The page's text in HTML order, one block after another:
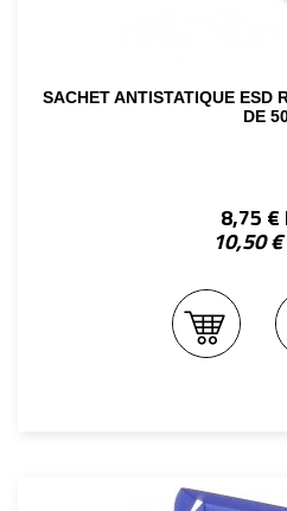
SACHET ANTISTATIQUE ESD
DE
8,75 €
10,50 €